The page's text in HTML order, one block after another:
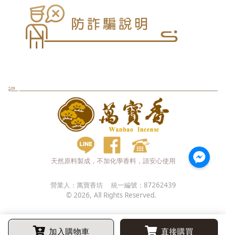
加入購物車 直接購買
天然原料製成，不加化學香料，請安心使用
營業人： 萬寶香坊 統一編號： 87262439
© 2026, All Rights Reserved.